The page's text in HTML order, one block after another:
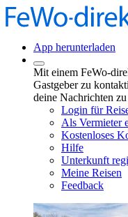
App herunterladen
Mit einem FeWo-
Gastgeber zu
deine Nachrichten
Login für
Als Vermieter
Kostenloses
Hilfe
Unterkunft
Meine Reisen
Feedback